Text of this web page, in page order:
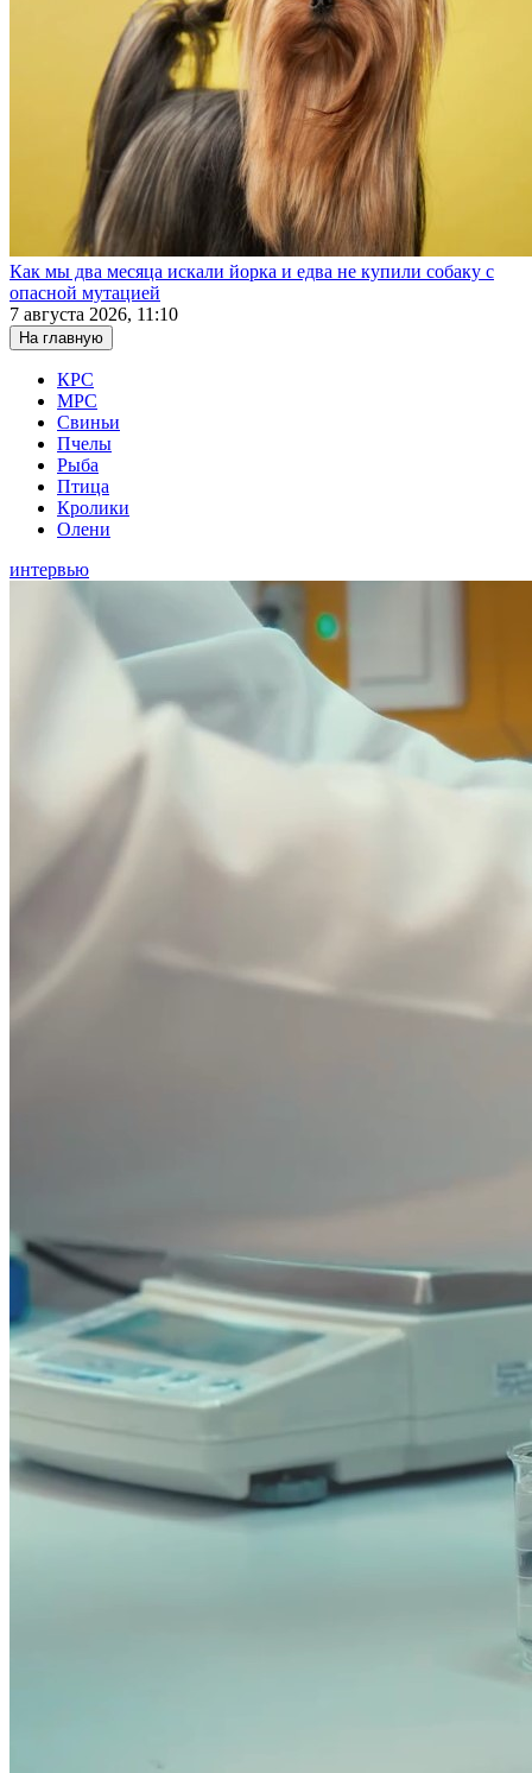
Как мы два месяца искали йорка и едва не купили собаку с
опасной мутацией
7 августа 2026, 11:10
На главную
КРС
МРС
Свиньи
Пчелы
Рыба
Птица
Кролики
Олени
интервью